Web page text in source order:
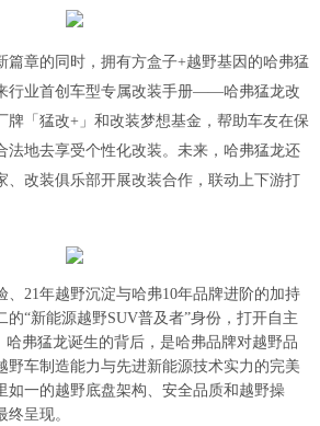
篇章的同时，拥有方盒子+越野基因的哈弗猛
行业首创车型专属改装手册——哈弗猛龙改
牌「猛改+」和改装梦想基金，帮助车友在保
法地去享受个性化改装。未来，哈弗猛龙还
、改装俱乐部开展改装合作，联动上下游打
、21年越野沉淀与哈弗10年品牌进阶的加持
的“新能源越野SUV普及者”身份，打开自主
哈弗猛龙诞生的背后，是哈弗品牌对越野品
野车制造能力与先进新能源技术实力的完美
如一的越野底盘架构、安全品质和越野操
呈现。